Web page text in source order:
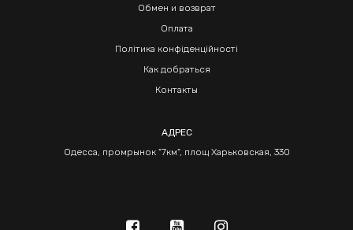
Обмен и возврат
Оплата
Політика конфіденційності
Как добраться
Контакты
АДРЕС
Одесса, промрынок "7км", площ Харьковская, 330